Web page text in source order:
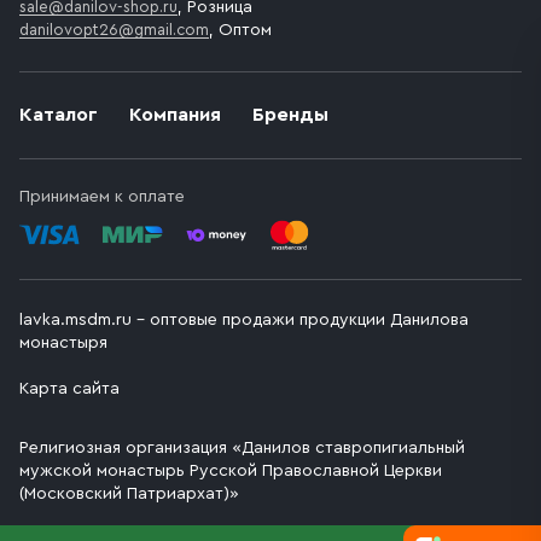
Каталог Компания Бренды
Принимаем к оплате
sale@danilov-shop.ru, Розница
danilovopt26@gmail.com, Оптом
lavka.msdm.ru – оптовые продажи продукции Данилова
монастыря
Карта сайта
Религиозная организация «Данилов ставропигиальный
мужской монастырь Русской Православной Церкви
(Московский Патриархат)»